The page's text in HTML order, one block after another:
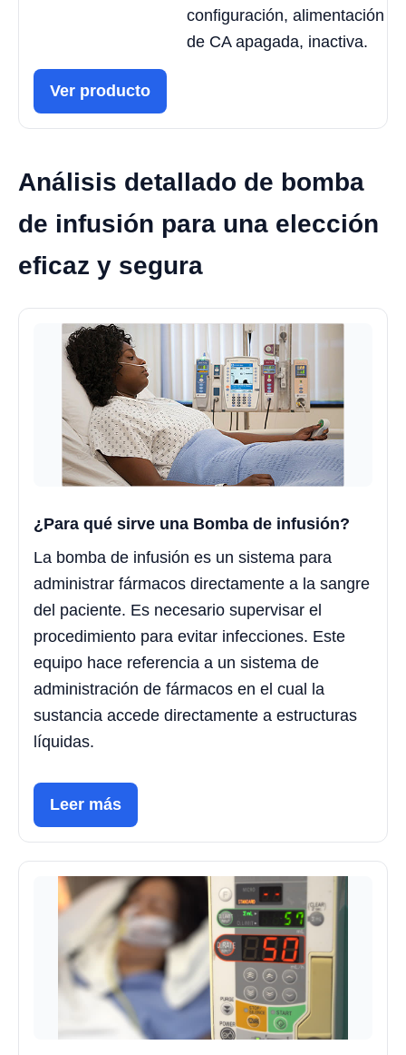
configuración, alimentación
de CA apagada, inactiva.
Ver producto
Análisis detallado de bomba
de infusión para una elección
eficaz y segura
¿Para qué sirve una Bomba de infusión?
La bomba de infusión es un sistema para
administrar fármacos directamente a la sangre
del paciente. Es necesario supervisar el
procedimiento para evitar infecciones. Este
equipo hace referencia a un sistema de
administración de fármacos en el cual la
sustancia accede directamente a estructuras
líquidas.
Leer más